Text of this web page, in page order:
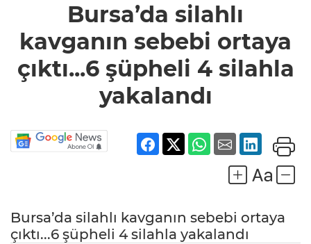
kavganın
sebebi
çıktı...6
şüpheli 4
silahla
yakalandı
Bursa’da silahlı
kavganın sebebi ortaya
çıktı...6 şüpheli 4 silahla
yakalandı
Bursa’da silahlı kavganın sebebi ortaya
çıktı...6 şüpheli 4 silahla yakalandı